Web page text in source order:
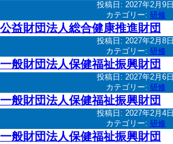
投稿日: 2027年2月9日
カテゴリー: 研修
公益財団法人総合健康推進財団
投稿日: 2027年2月8日
カテゴリー: 研修
一般財団法人保健福祉振興財団
投稿日: 2027年2月6日
カテゴリー: 研修
一般財団法人保健福祉振興財団
投稿日: 2027年2月4日
カテゴリー: 研修
一般財団法人保健福祉振興財団